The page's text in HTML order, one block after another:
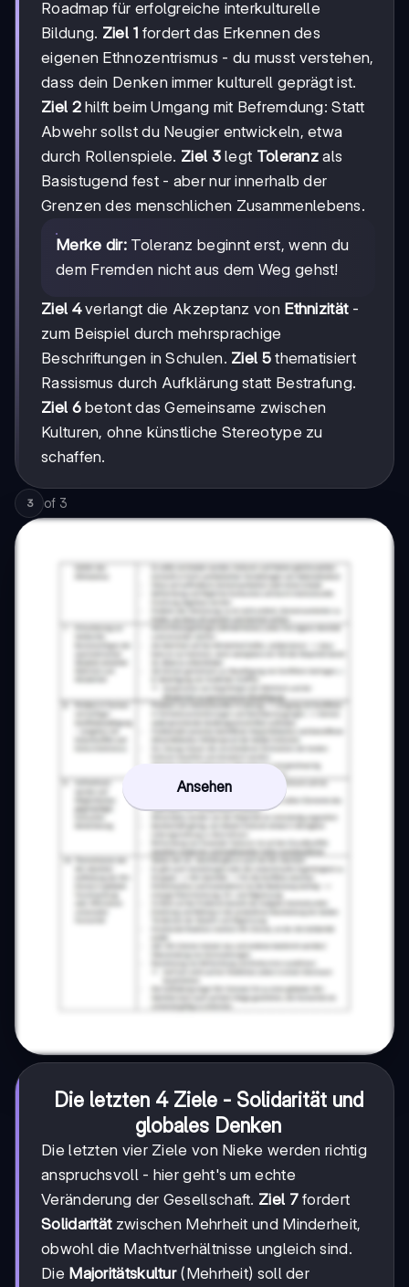
Roadmap für erfolgreiche interkulturelle
Bildung. Ziel 1 fordert das Erkennen des
eigenen Ethnozentrismus - du musst verstehen,
dass dein Denken immer kulturell geprägt ist.
Ziel 2hilft beim Umgang mit Befremdung: Statt
Abwehr sollst du Neugier entwickeln, etwa
durch Rollenspiele. Ziel 3legt Toleranz als
Basistugend fest - aber nur innerhalb der
Grenzen des menschlichen Zusammenlebens.
Merke dir: Toleranz beginnt erst, wenn du
dem Fremden nicht aus dem Weg gehst!
Ziel 4verlangt die Akzeptanz von Ethnizität-
zum Beispiel durch mehrsprachige
Beschriftungen in Schulen. Ziel 5thematisiert
Rassismus durch Aufklärung statt Bestrafung.
Ziel 6betont das Gemeinsame zwischen
Kulturen, ohne künstliche Stereotype zu
schaffen.
3 of 3
Ansehen
Die letzten 4 Ziele - Solidarität und
globales Denken
Die letzten vier Ziele von Nieke werden richtig
anspruchsvoll - hier geht's um echte
Veränderung der Gesellschaft. Ziel 7fordert
Solidaritätzwischen Mehrheit und Minderheit,
obwohl die Machtverhältnisse ungleich sind.
Die Majoritätskultur(Mehrheit) soll der